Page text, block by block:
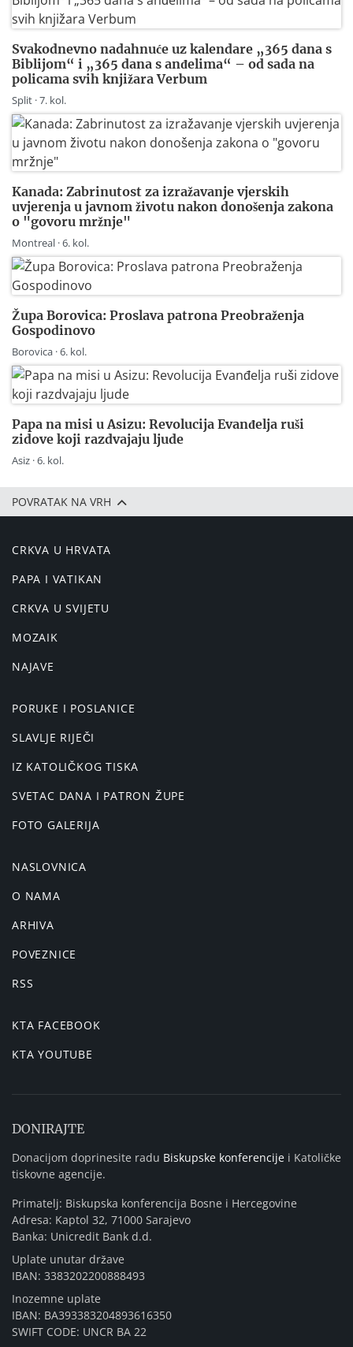
Svakodnevno nadahnuće uz kalendare „365 dana s
Biblijom“ i „365 dana s anđelima“ – od sada na
policama svih knjižara Verbum
Split · 7. kol.
Kanada: Zabrinutost za izražavanje vjerskih
uvjerenja u javnom životu nakon donošenja zakona
o "govoru mržnje"
Montreal · 6. kol.
Župa Borovica: Proslava patrona Preobraženja
Gospodinovo
Borovica · 6. kol.
Papa na misi u Asizu: Revolucija Evanđelja ruši
zidove koji razdvajaju ljude
Asiz · 6. kol.
POVRATAK NA VRH
CRKVA U HRVATA
PAPA I VATIKAN
CRKVA U SVIJETU
MOZAIK
NAJAVE
PORUKE I POSLANICE
SLAVLJE RIJEČI
IZ KATOLIČKOG TISKA
SVETAC DANA I PATRON ŽUPE
FOTO GALERIJA
NASLOVNICA
O NAMA
ARHIVA
POVEZNICE
RSS
KTA FACEBOOK
KTA YOUTUBE
DONIRAJTE
Donacijom doprinesite radu Biskupske konferencije i Katoličke
tiskovne agencije.
Primatelj: Biskupska konferencija Bosne i Hercegovine
Adresa: Kaptol 32, 71000 Sarajevo
Banka: Unicredit Bank d.d.
Uplate unutar države
IBAN: 3383202200888493
Inozemne uplate
IBAN: BA393383204893616350
SWIFT CODE: UNCR BA 22